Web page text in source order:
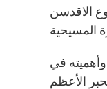
الاقدسن
في